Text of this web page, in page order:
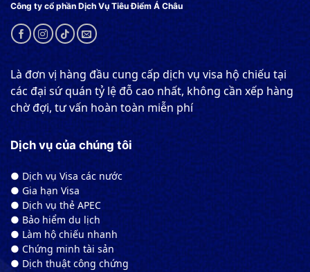
Công ty cổ phần Dịch Vụ Tiêu Điểm Á Châu
Là đơn vị hàng đầu cung cấp dịch vụ visa hộ chiếu tại
các đại sứ quán tỷ lệ đỗ cao nhất, không cần xếp hàng
chờ đợi, tư vấn hoàn toàn miễn phí
Dịch vụ của chúng tôi
● Dịch vụ Visa các nước
● Gia hạn Visa
● Dịch vụ thẻ APEC
● Bảo hiểm du lịch
● Làm hộ chiếu nhanh
● Chứng minh tài sản
● Dịch thuật công chứng